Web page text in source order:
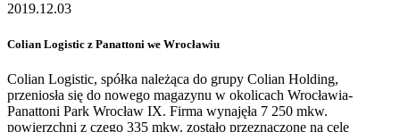
2019.12.03
Colian Logistic z Panattoni we Wrocławiu
Colian Logistic, spółka należąca do grupy Colian Holding,
przeniosła się do nowego magazynu w okolicach Wrocławia-
Panattoni Park Wrocław IX. Firma wynajęła 7 250 mkw.
powierzchni z czego 335 mkw. zostało przeznaczone na cele